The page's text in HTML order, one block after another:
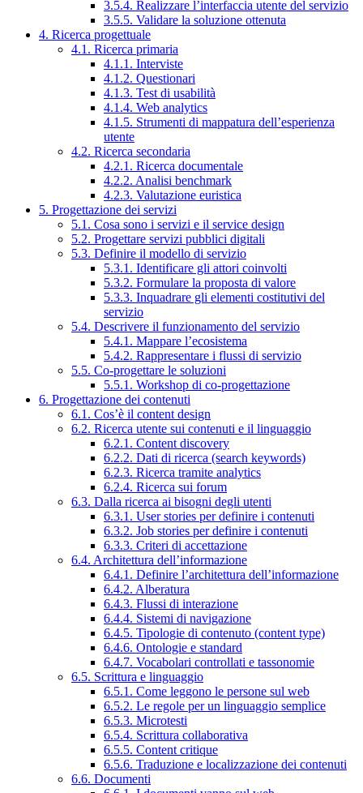
3.5.4. Realizzare l’interfaccia utente del servizio
3.5.5. Validare la soluzione ottenuta
4. Ricerca progettuale
4.1. Ricerca primaria
4.1.1. Interviste
4.1.2. Questionari
4.1.3. Test di usabilità
4.1.4. Web analytics
4.1.5. Strumenti di mappatura dell’esperienza
utente
4.2. Ricerca secondaria
4.2.1. Ricerca documentale
4.2.2. Analisi benchmark
4.2.3. Valutazione euristica
5. Progettazione dei servizi
5.1. Cosa sono i servizi e il service design
5.2. Progettare servizi pubblici digitali
5.3. Definire il modello di servizio
5.3.1. Identificare gli attori coinvolti
5.3.2. Formulare la proposta di valore
5.3.3. Inquadrare gli elementi costitutivi del
servizio
5.4. Descrivere il funzionamento del servizio
5.4.1. Mappare l’ecosistema
5.4.2. Rappresentare i flussi di servizio
5.5. Co-progettare le soluzioni
5.5.1. Workshop di co-progettazione
6. Progettazione dei contenuti
6.1. Cos’è il content design
6.2. Ricerca utente sui contenuti e il linguaggio
6.2.1. Content discovery
6.2.2. Dati di ricerca (search keywords)
6.2.3. Ricerca tramite analytics
6.2.4. Ricerca sui forum
6.3. Dalla ricerca ai bisogni degli utenti
6.3.1. User stories per definire i contenuti
6.3.2. Job stories per definire i contenuti
6.3.3. Criteri di accettazione
6.4. Architettura dell’informazione
6.4.1. Definire l’architettura dell’informazione
6.4.2. Alberatura
6.4.3. Flussi di interazione
6.4.4. Sistemi di navigazione
6.4.5. Tipologie di contenuto (content type)
6.4.6. Ontologie e standard
6.4.7. Vocabolari controllati e tassonomie
6.5. Scrittura e linguaggio
6.5.1. Come leggono le persone sul web
6.5.2. Le regole per un linguaggio semplice
6.5.3. Microtesti
6.5.4. Scrittura collaborativa
6.5.5. Content critique
6.5.6. Traduzione e localizzazione dei contenuti
6.6. Documenti